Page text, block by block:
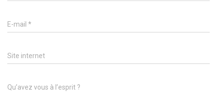
E-mail *
Site internet
Qu’avez vous à l’esprit ?